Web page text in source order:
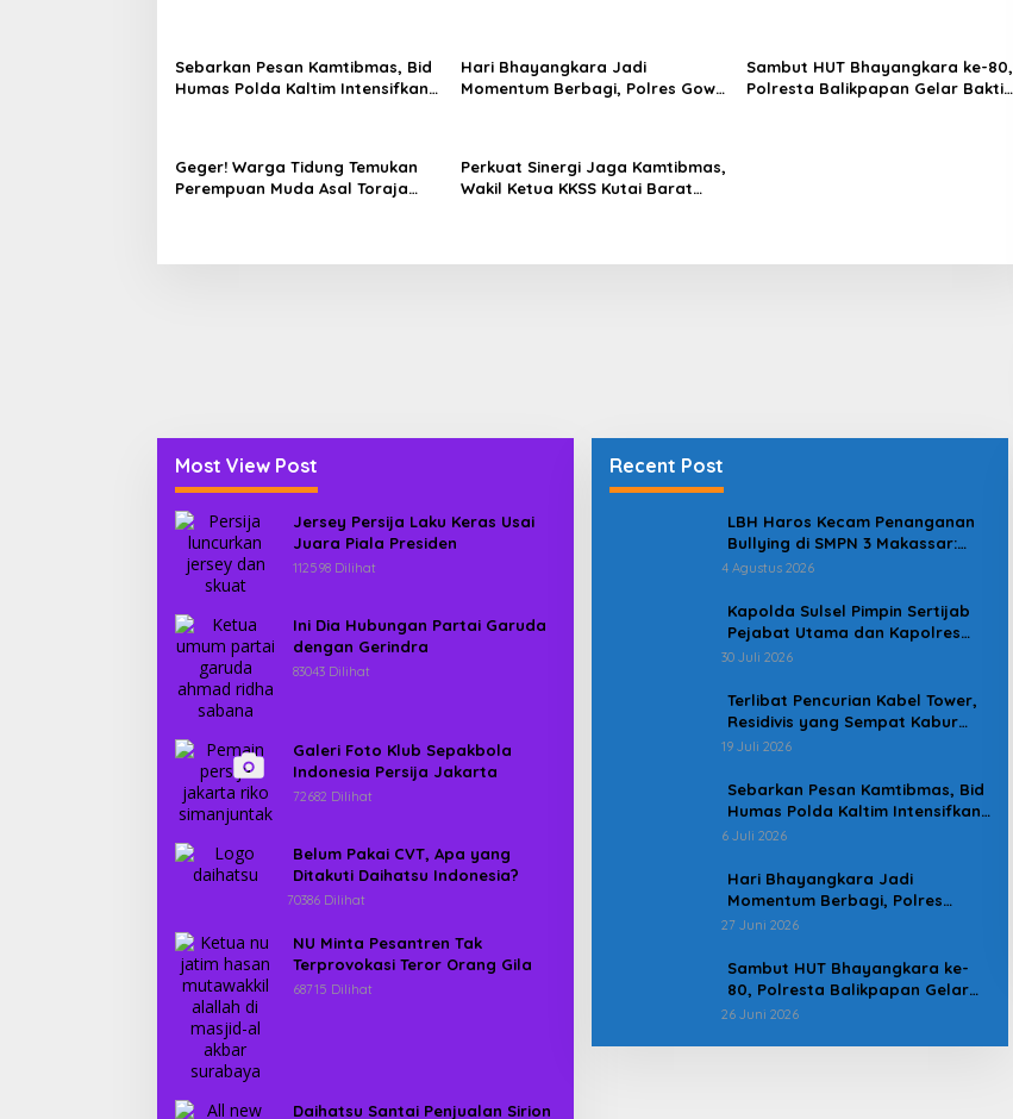
Sebarkan Pesan Kamtibmas, Bid
Humas Polda Kaltim Intensifkan
Hari Bhayangkara Jadi
Momentum Berbagi, Polres Gowa
Sambut HUT Bhayangkara ke-80,
Polresta Balikpapan Gelar Bakti
Geger! Warga Tidung Temukan
Perempuan Muda Asal Toraja
Perkuat Sinergi Jaga Kamtibmas,
Wakil Ketua KKSS Kutai Barat
Most View Post
Jersey Persija Laku Keras Usai
Juara Piala Presiden
112598 Dilihat
Ini Dia Hubungan Partai Garuda
dengan Gerindra
83043 Dilihat
Galeri Foto Klub Sepakbola
Indonesia Persija Jakarta
72682 Dilihat
Belum Pakai CVT, Apa yang
Ditakuti Daihatsu Indonesia?
70386 Dilihat
NU Minta Pesantren Tak
Terprovokasi Teror Orang Gila
68715 Dilihat
Daihatsu Santai Penjualan Sirion
Recent Post
LBH Haros Kecam Penanganan
Bullying di SMPN 3 Makassar:
Korban Justru Dipaksa Pindah
4 Agustus 2026
Kapolda Sulsel Pimpin Sertijab
Pejabat Utama dan Kapolres
Jajaran Serta Lantik Karolog
30 Juli 2026
Terlibat Pencurian Kabel Tower,
Residivis yang Sempat Kabur
Berhasil Ditangkap Tim
19 Juli 2026
Sebarkan Pesan Kamtibmas, Bid
Humas Polda Kaltim Intensifkan
Pemasangan Spanduk serta
6 Juli 2026
Hari Bhayangkara Jadi
Momentum Berbagi, Polres
Gowa Datangi Warga yang
27 Juni 2026
Sambut HUT Bhayangkara ke-
80, Polresta Balikpapan Gelar
Bakti Sosial di Panti Asuhan
26 Juni 2026